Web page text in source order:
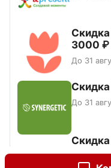
Скидка
3000 ₽
До 31
Скидка
До 31
Скидка
До 31